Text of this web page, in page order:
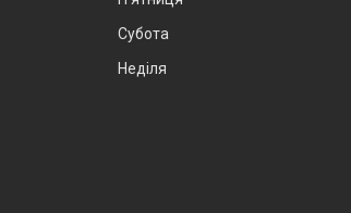
Субота
Неділя